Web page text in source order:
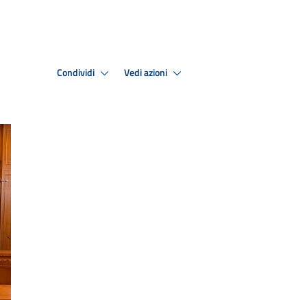
Condividi Vedi azioni